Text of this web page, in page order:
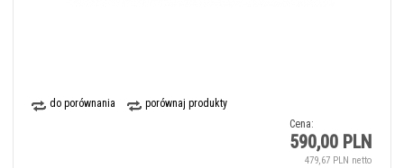
do porównania
porównaj produkty
Cena:
590,00 PLN
479,67 PLN netto